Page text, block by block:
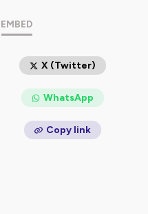
EMBED
X (Twitter)
WhatsApp
Copy link